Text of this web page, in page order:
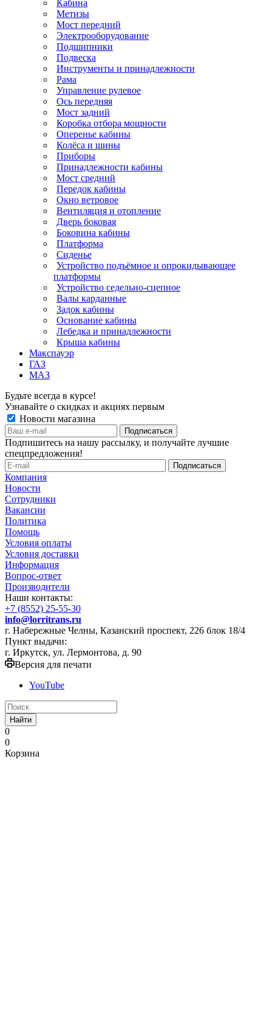
Кабина
Метизы
Мост передний
Электрооборудование
Подшипники
Подвеска
Инструменты и принадлежности
Рама
Управление рулевое
Ось передняя
Мост задний
Коробка отбора мощности
Оперенье кабины
Колёса и шины
Приборы
Принадлежности кабины
Мост средний
Передок кабины
Окно ветровое
Вентиляция и отопление
Дверь боковая
Боковина кабины
Платформа
Сиденье
Устройство подъёмное и опрокидывающее
платформы
Устройство седельно-сцепное
Валы карданные
Задок кабины
Основание кабины
Лебедка и принадлежности
Крыша кабины
Макспауэр
ГАЗ
МАЗ
Будьте всегда в курсе!
Узнавайте о скидках и акциях первым
Новости магазина
Подпишитесь на нашу рассылку, и получайте лучшие
спецпредложения!
Компания
Новости
Сотрудники
Вакансии
Политика
Помощь
Условия оплаты
Условия доставки
Информация
Вопрос-ответ
Производители
Наши контакты:
+7 (8552) 25-55-30
info@lorritrans.ru
г. Набережные Челны, Казанский проспект, 226 блок 18/4
Пункт выдачи:
г. Иркутск, ул. Лермонтова, д. 90
Версия для печати
YouTube
Найти
0
0
Корзина